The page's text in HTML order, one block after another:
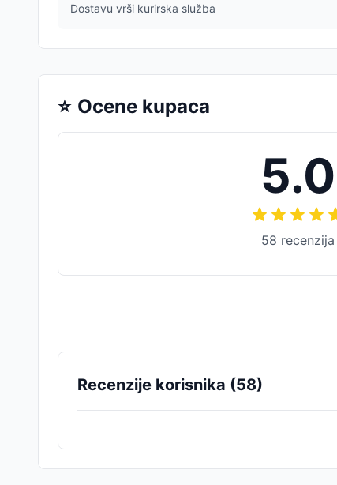
Dostavu vrši kurirska služba
⭐ Ocene kupaca
5.0
58 recenzija
Recenzije korisnika (58)